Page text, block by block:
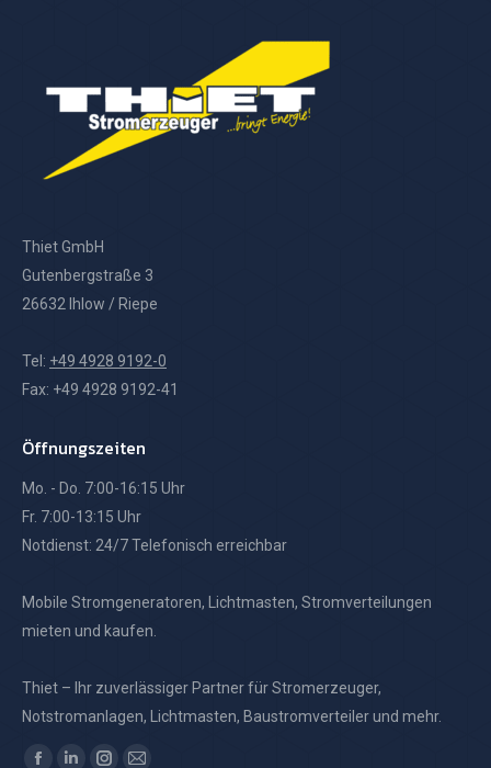
Thiet GmbH
Gutenbergstraße 3
26632 Ihlow / Riepe
Tel: +49 4928 9192-0
Fax: +49 4928 9192-41
Öffnungszeiten
Mo. - Do. 7:00-16:15 Uhr
Fr. 7:00-13:15 Uhr
Notdienst: 24/7 Telefonisch erreichbar
Mobile Stromgeneratoren, Lichtmasten, Stromverteilungen
mieten und kaufen.
Thiet – Ihr zuverlässiger Partner für Stromerzeuger,
Notstromanlagen, Lichtmasten, Baustromverteiler und mehr.
Finden Sie uns auf: